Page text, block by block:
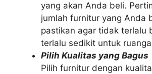
yang akan Anda beli.
jumlah furnitur yang Anda
pastikan agar tidak terlalu
terlalu sedikit untuk
Pilih Kualitas yang Bagus
Pilih furnitur dengan